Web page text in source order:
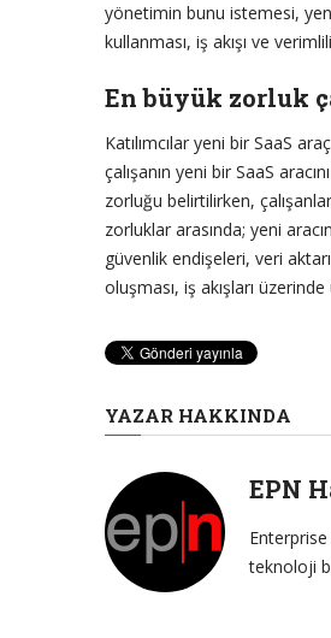
yönetimin bunu istemesi,
kullanması, iş akışı ve
En büyük zorluk
Katılımcılar yeni bir SaaS
çalışanın yeni bir SaaS
zorluğu belirtilirken,
zorluklar arasında; yeni
güvenlik endişeleri, veri
oluşması, iş akışları
YAZAR HAKKINDA
EPN
teknoloji